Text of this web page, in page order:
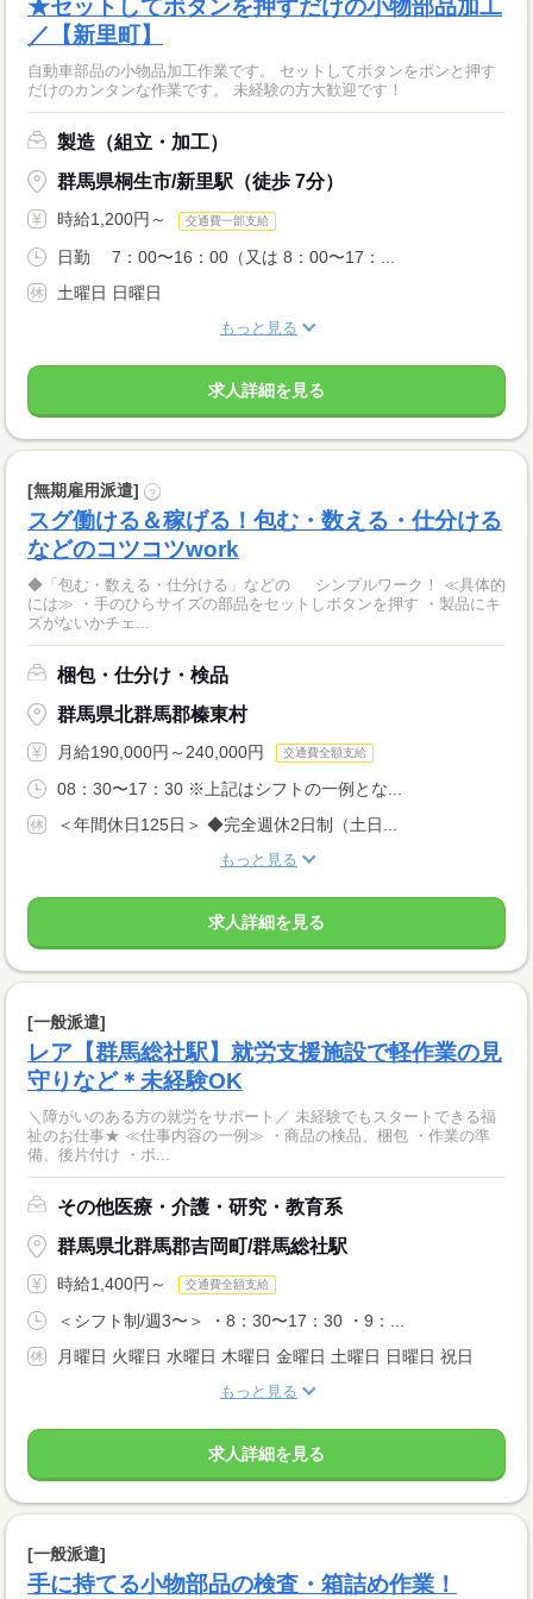
★セットしてボタンを押すだけの小物部品加工
／【新里町】
自動車部品の小物品加工作業です。 セットしてボタンをポンと押す
だけのカンタンな作業です。 未経験の方大歓迎です！
製造（組立・加工）
群馬県桐生市/新里駅（徒歩 7分）
時給1,200円～ 交通費一部支給
日勤 7：00〜16：00（又は 8：00〜17：...
土曜日 日曜日
もっと見る
求人詳細を見る
[無期雇用派遣] ?
スグ働ける＆稼げる！包む・数える・仕分ける
などのコツコツwork
◆「包む・数える・仕分ける」などの シンプルワーク！ ≪具体的
には≫ ・手のひらサイズの部品をセットしボタンを押す ・製品にキ
ズがないかチェ...
梱包・仕分け・検品
群馬県北群馬郡榛東村
月給190,000円～240,000円 交通費全額支給
08：30〜17：30 ※上記はシフトの一例とな...
＜年間休日125日＞ ◆完全週休2日制（土日...
もっと見る
求人詳細を見る
[一般派遣]
レア【群馬総社駅】就労支援施設で軽作業の見
守りなど＊未経験OK
＼障がいのある方の就労をサポート／ 未経験でもスタートできる福
祉のお仕事★ ≪仕事内容の一例≫ ・商品の検品、梱包 ・作業の準
備、後片付け ・ボ...
その他医療・介護・研究・教育系
群馬県北群馬郡吉岡町/群馬総社駅
時給1,400円～ 交通費全額支給
＜シフト制/週3〜＞ ・8：30〜17：30 ・9：...
月曜日 火曜日 水曜日 木曜日 金曜日 土曜日 日曜日 祝日
もっと見る
求人詳細を見る
[一般派遣]
手に持てる小物部品の検査・箱詰め作業！